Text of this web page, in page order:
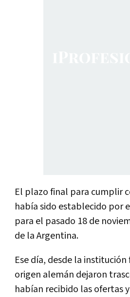
El plazo final para cumplir
había sido establecido por
para el pasado 18 de
de la Argentina.
Ese día, desde la
origen alemán dejaron
habían recibido las ofertas